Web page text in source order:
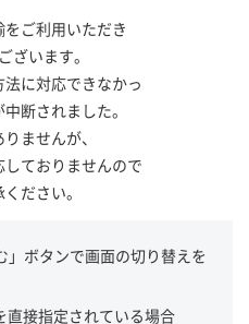
ご利用いただき
ざいます。
に対応できなかっ
断されました。
ませんが、
ておりませんので
ださい。
」ボタンで画面の切り替えを
直接指定されている場合